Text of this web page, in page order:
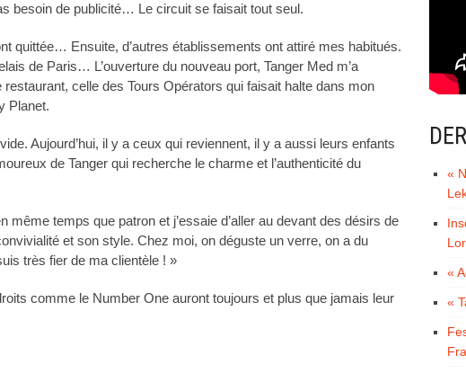
besoin de publicité… Le circuit se faisait tout seul.
quittée… Ensuite, d’autres établissements ont attiré mes habitués.
de Paris… L’ouverture du nouveau port, Tanger Med m’a
celle des Tours Opérators qui faisait halte dans mon
Planet.
Aujourd’hui, il y a ceux qui reviennent, il y a aussi leurs enfants
de Tanger qui recherche le charme et l’authenticité du
temps que patron et j’essaie d’aller au devant des désirs de
et son style. Chez moi, on déguste un verre, on a du
très fier de ma clientèle ! »
comme le Number One auront toujours et plus que jamais leur
«
«
«